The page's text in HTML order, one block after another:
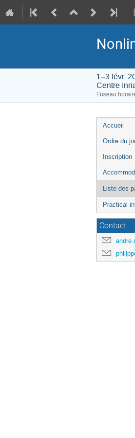
1–3 févr.
Centre
Fuseau
Menu
de
Accueil
Ordre du
Inscription
Liste des
Practical
Contact